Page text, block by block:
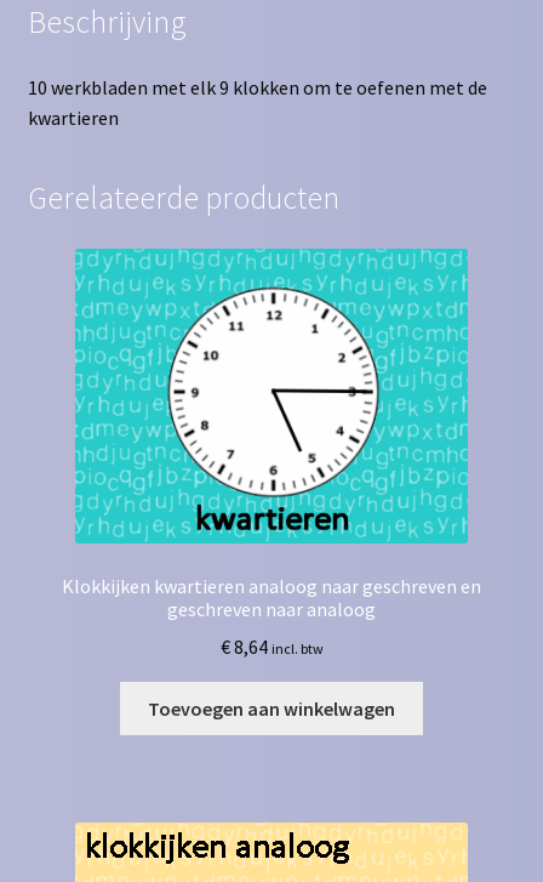
Beschrijving
10 werkbladen met elk 9 klokken om te oefenen met de
kwartieren
Gerelateerde producten
Klokkijken kwartieren analoog naar geschreven en
geschreven naar analoog
€8,64 incl. btw
Toevoegen aan winkelwagen